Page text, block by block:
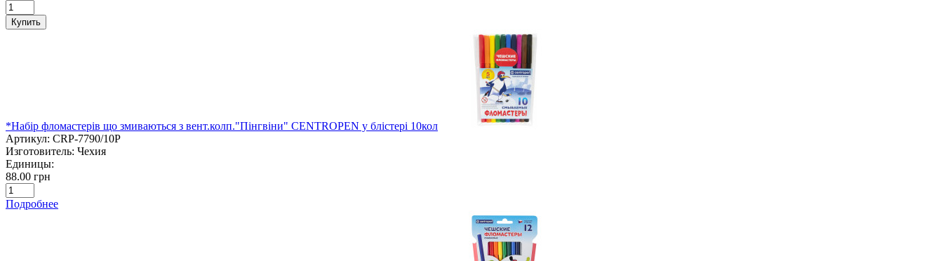
Купить
*Набір фломастерів що змиваються з вент.колп."Пінгвіни" CENTROPEN у блістері 10кол
Артикул: CRP-7790/10P
Изготовитель: Чехия
Единицы:
88.00 грн
Подробнее